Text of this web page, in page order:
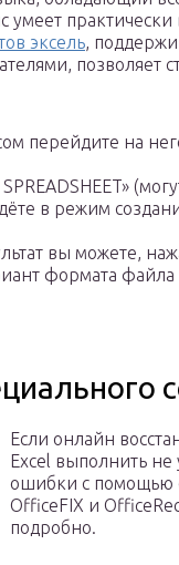
умеет
эксель,
позволяет
перейдите на
в режим
вы можете,
формата файла
Если онлайн
Excel выполнить не
ошибки с помощью
OfficeFIX и
подробно.